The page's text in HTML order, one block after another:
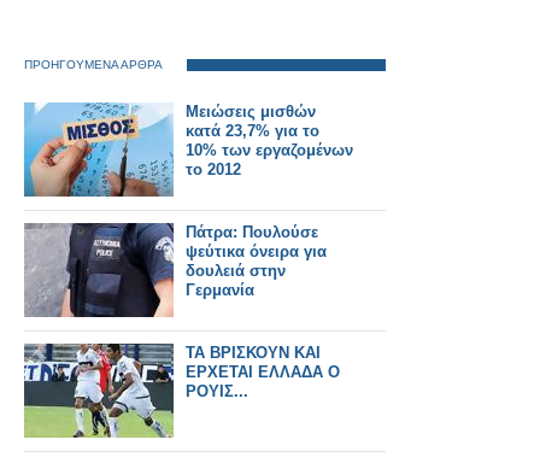
ΠΡΟΗΓΟΥΜΕΝΑ ΑΡΘΡΑ
Μειώσεις μισθών
κατά 23,7% για το
10% των εργαζομένων
το 2012
Πάτρα: Πουλούσε
ψεύτικα όνειρα για
δουλειά στην
Γερμανία
ΤΑ ΒΡΙΣΚΟΥΝ ΚΑΙ
ΕΡΧΕΤΑΙ ΕΛΛΑΔΑ Ο
ΡΟΥΙΣ...